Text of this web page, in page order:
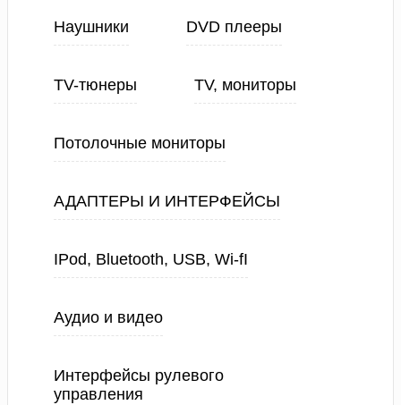
Наушники DVD плееры
TV-тюнеры TV, мониторы
Потолочные мониторы
АДАПТЕРЫ И ИНТЕРФЕЙСЫ
IPod, Bluetooth, USB, Wi-fI
Аудио и видео
Интерфейсы рулевого
управления